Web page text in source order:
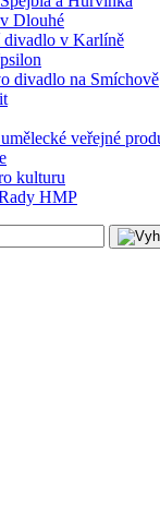
Dlouhé
divadlo v Karlíně
divadlo na Smíchově
veřejné
kulturu
HMP